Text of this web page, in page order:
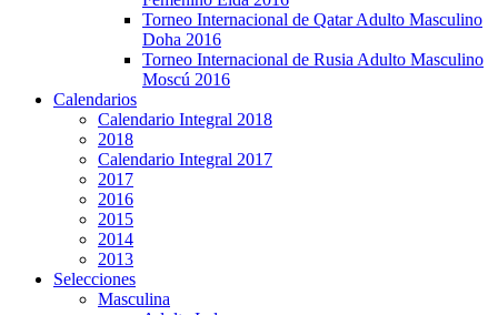
Torneo Internacional de Qatar Adulto Masculino
Doha 2016
Torneo Internacional de Rusia Adulto Masculino
Moscú 2016
Calendarios
Calendario Integral 2018
2018
Calendario Integral 2017
2017
2016
2015
2014
2013
Selecciones
Masculina